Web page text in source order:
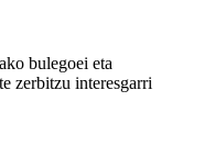
bulegoei eta
zerbitzu interesgarri